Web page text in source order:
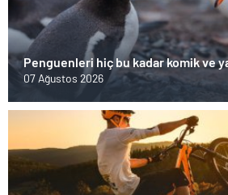
Penguenleri hiç bu kadar komik ve
görmemiştiniz
07 Ağustos 2026